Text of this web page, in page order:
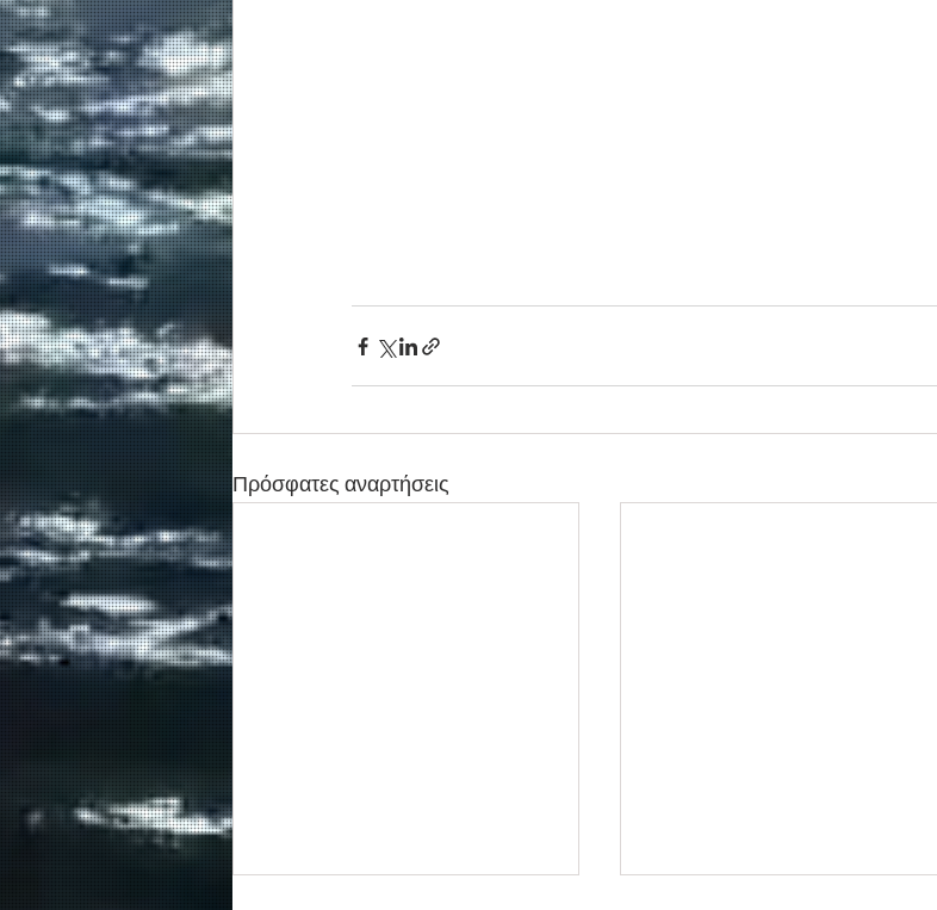
Πρόσφατες αναρτήσεις